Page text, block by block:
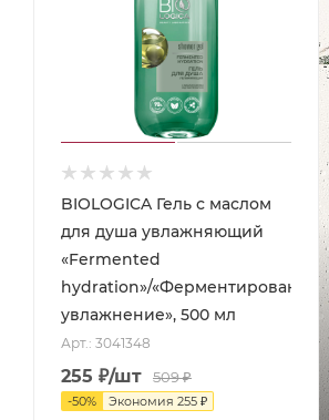
BIOLOGICA Гель с маслом
для душа увлажняющий
«Fermented
hydration»/«Ферментированное
увлажнение», 500 мл
Арт.: 3041348
255 ₽/шт 509₽
-50% Экономия 255 ₽